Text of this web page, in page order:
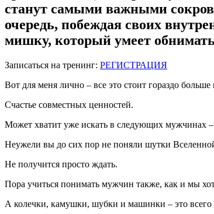
станут самыми важными
очередь, побеждая своих
мишку, который умеет
Записаться на тренинг: РЕГИСТРАЦИЯ
Вот для меня лично – все это стоит гораздо
Счастье совместных ценностей.
Может хватит уже искать в следующих мужчинах –
Неужели вы до сих пор не поняли шутки
Не получится просто ждать.
Пора учиться понимать мужчин также, как и мы
А колечки, камушки, шубки и машинки – это